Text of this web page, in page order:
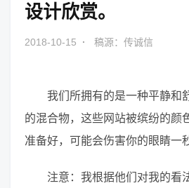
设计欣赏。
2018-10-15 · 稿源：传诚信
我们所拥有的是一种平静和
的混合物，这些网站被缤纷的颜
准备好，可能会伤害你的眼睛一
注意：我根据他们对我的看